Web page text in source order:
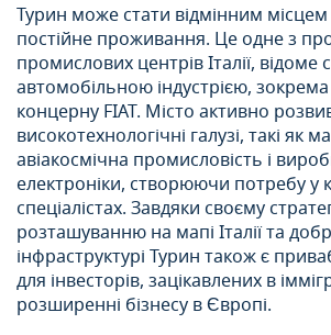
Турин може стати відмінним місцем
постійне проживання. Це одне з
промислових центрів Італії, відоме
автомобільною індустрією,
концерну FIAT. Місто активно
високотехнологічні галузі, такі як
авіакосмічна промисловість і
електроніки, створюючи потребу у
спеціалістах. Завдяки своєму
розташуванню на мапі Італії та
інфраструктурі Турин також є
для інвесторів, зацікавлених в
розширенні бізнесу в Європі.